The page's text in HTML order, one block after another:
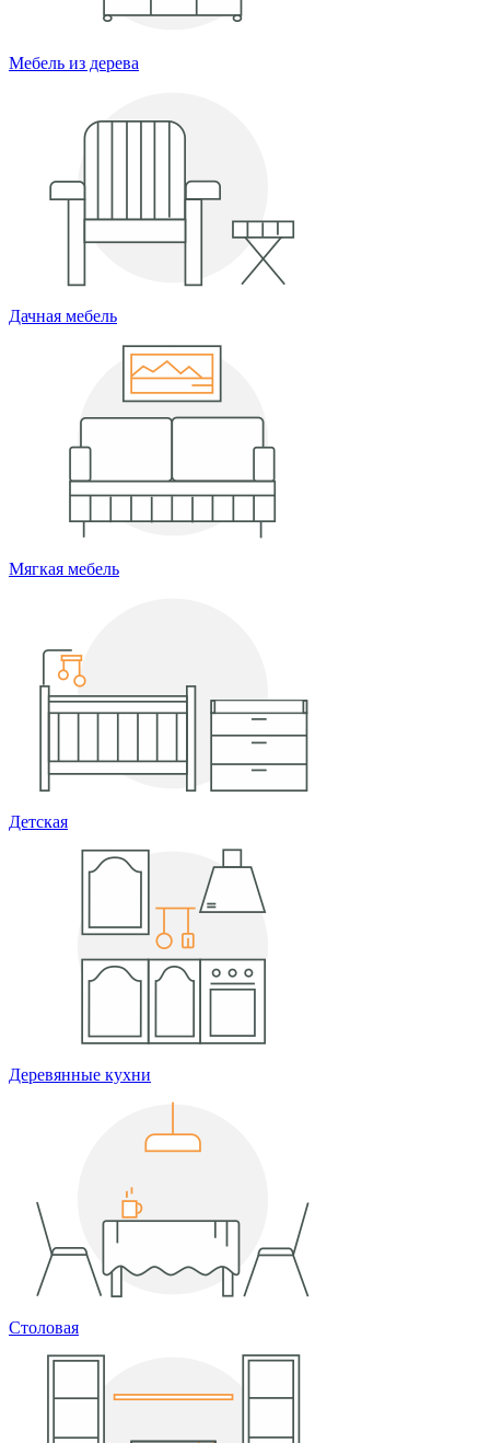
Мебель из дерева
Дачная мебель
Мягкая мебель
Детская
Деревянные кухни
Столовая